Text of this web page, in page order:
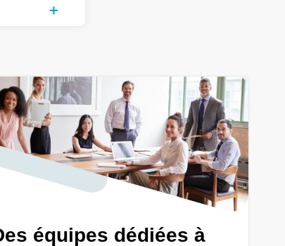
équipes dédiées à